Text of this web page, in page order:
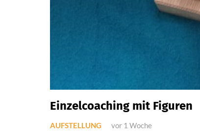
Einzelcoaching mit Figuren
AUFSTELLUNG vor 1 Woche